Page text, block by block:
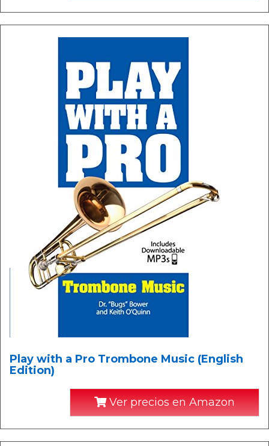
Play with a Pro Trombone Music (English
Edition)
Ver precios en Amazon